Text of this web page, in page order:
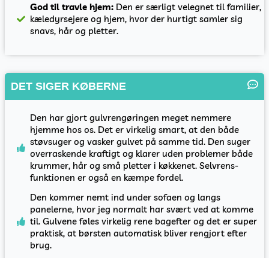
God til travle hjem: Den er særligt velegnet til familier,
kæledyrsejere og hjem, hvor der hurtigt samler sig
snavs, hår og pletter.
DET SIGER KØBERNE
Den har gjort gulvrengøringen meget nemmere
hjemme hos os. Det er virkelig smart, at den både
støvsuger og vasker gulvet på samme tid. Den suger
overraskende kraftigt og klarer uden problemer både
krummer, hår og små pletter i køkkenet. Selvrens-
funktionen er også en kæmpe fordel.
Den kommer nemt ind under sofaen og langs
panelerne, hvor jeg normalt har svært ved at komme
til. Gulvene føles virkelig rene bagefter og det er super
praktisk, at børsten automatisk bliver rengjort efter
brug.